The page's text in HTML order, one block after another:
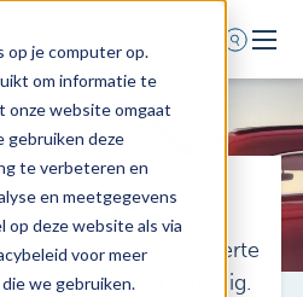
op je computer op.
om informatie te
onze website omgaat
gebruiken deze
te verbeteren en
en meetgegevens
op deze website als via
voor meer
we gebruiken.
een passende offerte
gegevens van u nodig.